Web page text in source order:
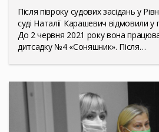
Після півроку судових засідань у
суді Наталії Карашевич відмовили у
До 2 червня 2021 року вона
дитсадку №4 «Соняшник». Після…